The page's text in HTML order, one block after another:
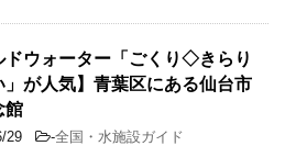
ドウォーター「ごくり◇きらり
」が人気】青葉区にある仙台市
館
29 -全国・水施設ガイド